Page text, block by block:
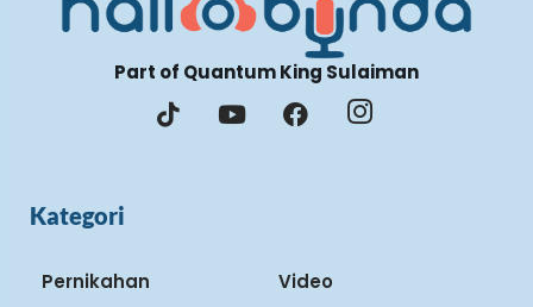
Part of Quantum King Sulaiman
Kategori
Pernikahan
Video